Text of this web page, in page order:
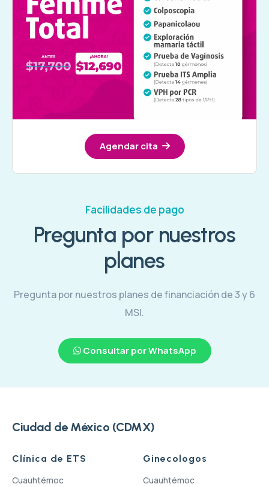
Agendar cita
Facilidades de pago
Pregunta por nuestros
planes
Pregunta por nuestros planes de financiación de 3 y 6
MSI.
Consultar por WhatsApp
Ciudad de México (CDMX)
Clínica de ETS
Cuauhtémoc
Ginecologos
Cuauhtémoc